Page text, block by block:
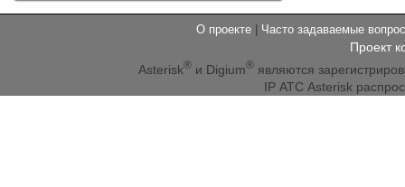
О проекте Часто задаваемые
Проект
Asterisk® и Digium® являются
IP АТС Asterisk